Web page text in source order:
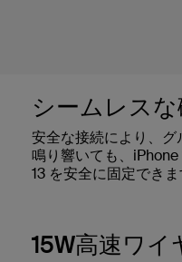
シームレス
安全な接続により、グ
鳴り響いても、
13 を安全に固定できま
15W高速ワイ